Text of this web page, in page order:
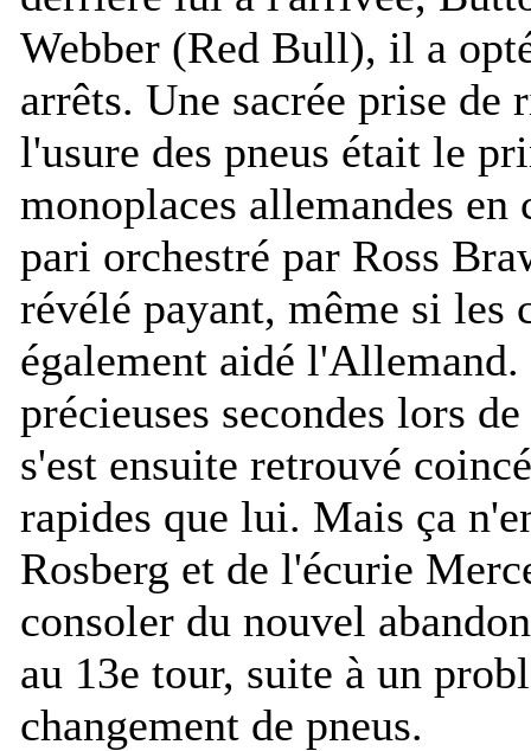
Webber (Red Bull), il a
arrêts. Une sacrée prise de
l'usure des pneus était le
monoplaces allemandes
pari orchestré par Ross
révélé payant, même si les
également aidé
précieuses secondes lors
s'est ensuite retrouvé
rapides que lui. Mais ça
Rosberg et de l'écurie
consoler du nouvel
au 13e tour, suite à un
changement de pneus.